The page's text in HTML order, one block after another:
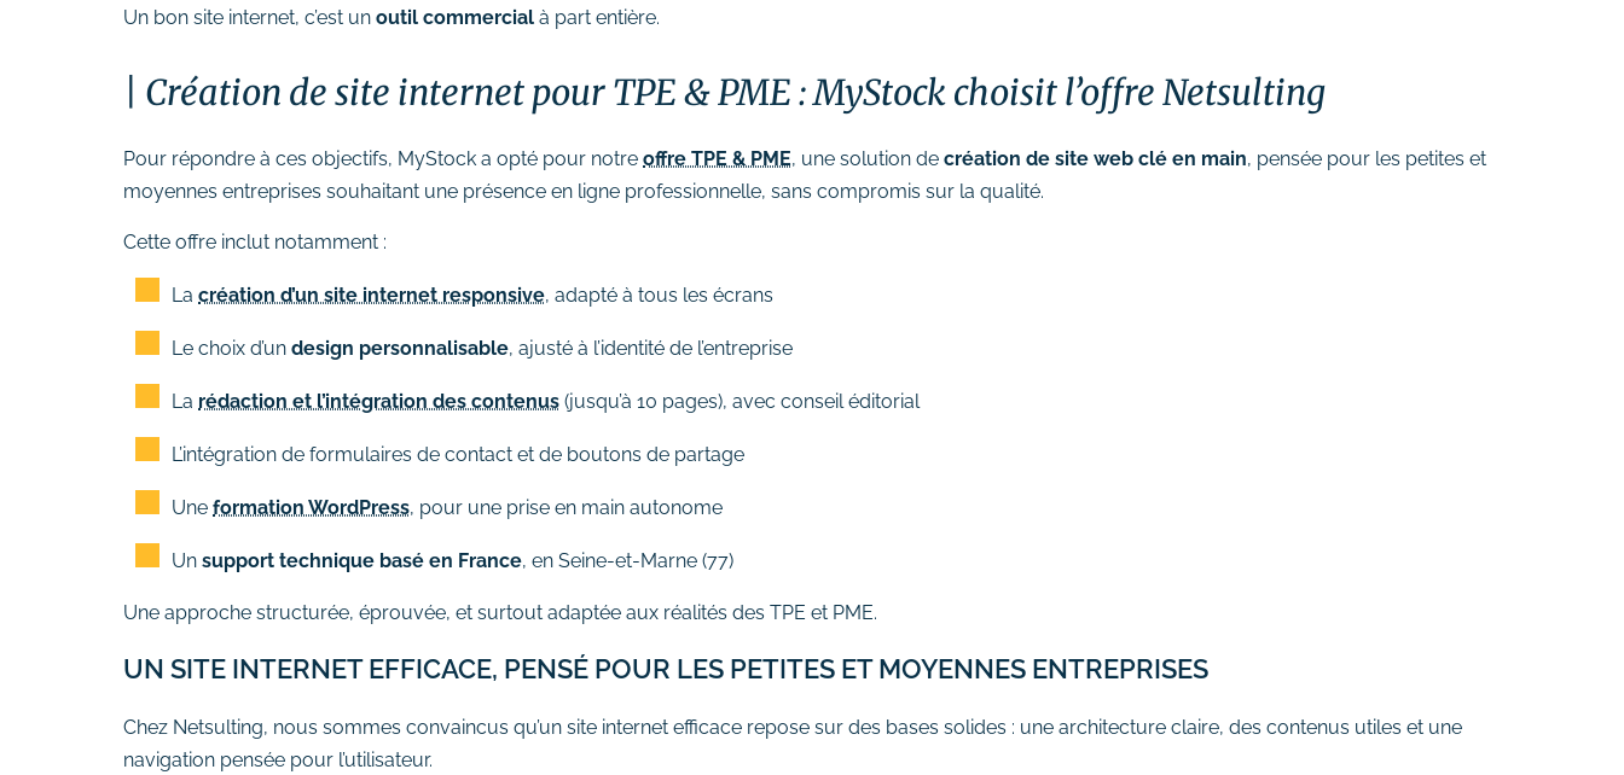
Un bon site internet, c’est un outil commercial à part entière.
Création de site internet pour TPE & PME : MyStock choisit l’offre Netsulting
Pour répondre à ces objectifs, MyStock a opté pour notre offre TPE & PME, une solution de création de site web clé en main, pensée pour les petites et
moyennes entreprises souhaitant une présence en ligne professionnelle, sans compromis sur la qualité.
Cette offre inclut notamment :
La création d’un site internet responsive, adapté à tous les écrans
Le choix d’un design personnalisable, ajusté à l’identité de l’entreprise
La rédaction et l’intégration des contenus (jusqu’à 10 pages), avec conseil éditorial
L’intégration de formulaires de contact et de boutons de partage
Une formation WordPress, pour une prise en main autonome
Un support technique basé en France, en Seine-et-Marne (77)
Une approche structurée, éprouvée, et surtout adaptée aux réalités des TPE et PME.
UN SITE INTERNET EFFICACE, PENSÉ POUR LES PETITES ET MOYENNES ENTREPRISES
Chez Netsulting, nous sommes convaincus qu’un site internet efficace repose sur des bases solides : une architecture claire, des contenus utiles et une
navigation pensée pour l’utilisateur.